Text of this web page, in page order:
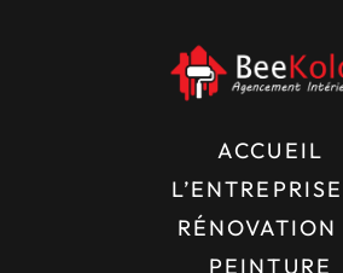
ACCUEIL
L’ENTREPRISE
RÉNOVATION
PEINTURE